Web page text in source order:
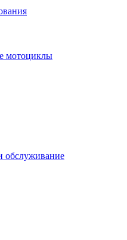
мотоциклы
обслуживание